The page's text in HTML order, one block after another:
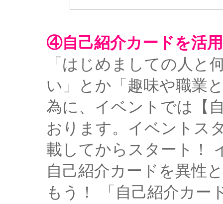
④自己紹介カードを活
「はじめましての人と
い」とか「趣味や職業
為に、イベントでは【
おります。イベントス
載してからスタート！
自己紹介カードを異性
もう！ 「自己紹介カー